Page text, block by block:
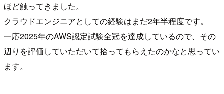
ほど触ってきました。
クラウドエンジニアとしての経験はまだ2年半程度です。
一応2025年のAWS認定試験全冠を達成しているので、その
辺りを評価していただいて拾ってもらえたのかなと思ってい
ます。